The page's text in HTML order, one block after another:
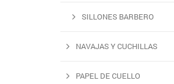
SILLONES BARBERO
NAVAJAS Y CUCHILLAS
PAPEL DE CUELLO